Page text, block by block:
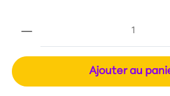
Ajouter au